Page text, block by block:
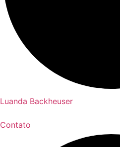
Luanda Backheuser
Contato